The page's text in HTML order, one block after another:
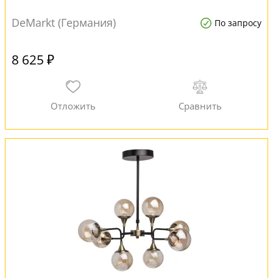
DeMarkt (Германия) По запросу
8 625 ₽